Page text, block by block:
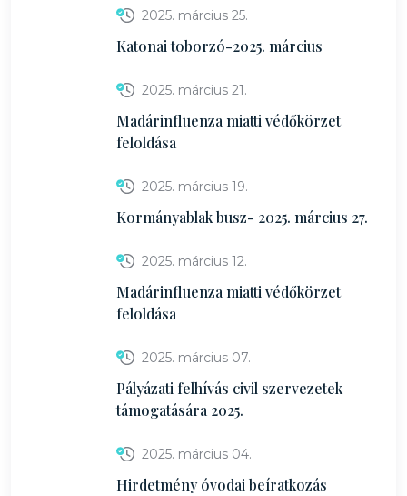
2025. március 25.
Katonai toborzó-2025. március
2025. március 21.
Madárinfluenza miatti védőkörzet
feloldása
2025. március 19.
Kormányablak busz- 2025. március 27.
2025. március 12.
Madárinfluenza miatti védőkörzet
feloldása
2025. március 07.
Pályázati felhívás civil szervezetek
támogatására 2025.
2025. március 04.
Hirdetmény óvodai beíratkozás